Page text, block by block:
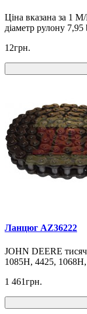
Ціна вказана за 1
діаметр рулону
12грн.
Ланцюг AZ36222
JOHN DEERE
1085H, 4425,
1 461грн.